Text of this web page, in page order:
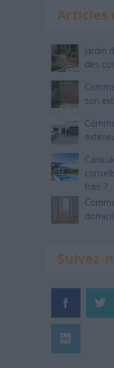
Articles
Jardin
des
son
frais ?
Suivez-